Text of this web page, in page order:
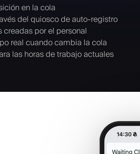
en la cola
del quiosco de auto-registro
creadas por el personal
real cuando cambia la cola
las horas de trabajo actuales